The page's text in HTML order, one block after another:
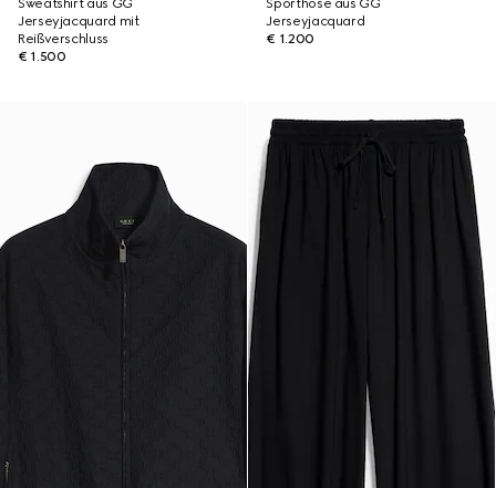
Sweatshirt aus GG
Jerseyjacquard mit
Reißverschluss
€ 1.500
Sporthose aus GG
Jerseyjacquard
€ 1.200